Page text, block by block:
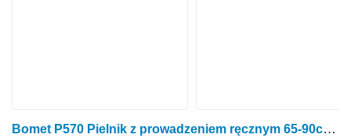
Bomet P570 Pielnik z prowadzeniem ręcznym 65-90cm Nembus